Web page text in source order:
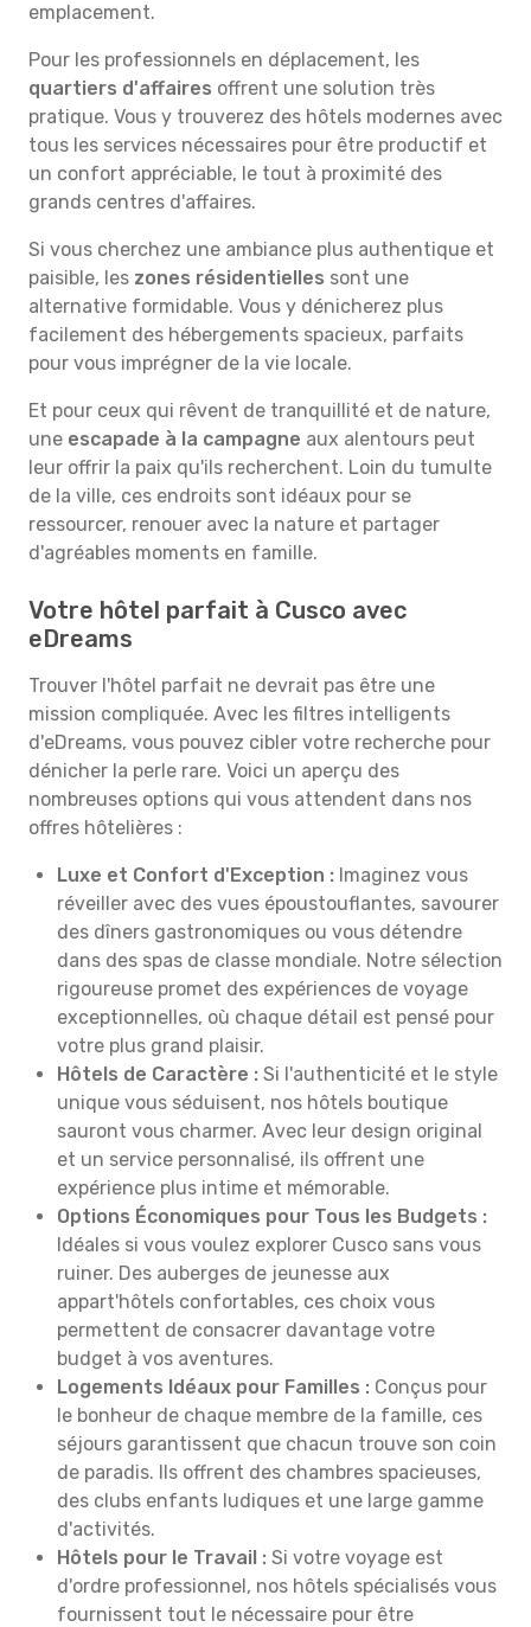
emplacement.
Pour les professionnels en déplacement, les
quartiers d'affaires offrent une solution très
pratique. Vous y trouverez des hôtels modernes avec
tous les services nécessaires pour être productif et
un confort appréciable, le tout à proximité des
grands centres d'affaires.
Si vous cherchez une ambiance plus authentique et
paisible, les zones résidentielles sont une
alternative formidable. Vous y dénicherez plus
facilement des hébergements spacieux, parfaits
pour vous imprégner de la vie locale.
Et pour ceux qui rêvent de tranquillité et de nature,
une escapade à la campagne aux alentours peut
leur offrir la paix qu'ils recherchent. Loin du tumulte
de la ville, ces endroits sont idéaux pour se
ressourcer, renouer avec la nature et partager
d'agréables moments en famille.
Votre hôtel parfait à Cusco avec
eDreams
Trouver l'hôtel parfait ne devrait pas être une
mission compliquée. Avec les filtres intelligents
d'eDreams, vous pouvez cibler votre recherche pour
dénicher la perle rare. Voici un aperçu des
nombreuses options qui vous attendent dans nos
offres hôtelières :
Luxe et Confort d'Exception : Imaginez vous
réveiller avec des vues époustouflantes, savourer
des dîners gastronomiques ou vous détendre
dans des spas de classe mondiale. Notre sélection
rigoureuse promet des expériences de voyage
exceptionnelles, où chaque détail est pensé pour
votre plus grand plaisir.
Hôtels de Caractère : Si l'authenticité et le style
unique vous séduisent, nos hôtels boutique
sauront vous charmer. Avec leur design original
et un service personnalisé, ils offrent une
expérience plus intime et mémorable.
Options Économiques pour Tous les Budgets :
Idéales si vous voulez explorer Cusco sans vous
ruiner. Des auberges de jeunesse aux
appart'hôtels confortables, ces choix vous
permettent de consacrer davantage votre
budget à vos aventures.
Logements Idéaux pour Familles : Conçus pour
le bonheur de chaque membre de la famille, ces
séjours garantissent que chacun trouve son coin
de paradis. Ils offrent des chambres spacieuses,
des clubs enfants ludiques et une large gamme
d'activités.
Hôtels pour le Travail : Si votre voyage est
d'ordre professionnel, nos hôtels spécialisés vous
fournissent tout le nécessaire pour être